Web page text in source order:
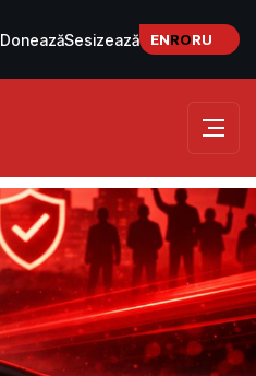
DoneazăSesizează ENRORU